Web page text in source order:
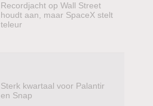
Recordjacht op Wall Street
houdt aan, maar SpaceX stelt
teleur
Sterk kwartaal voor Palantir
en Snap